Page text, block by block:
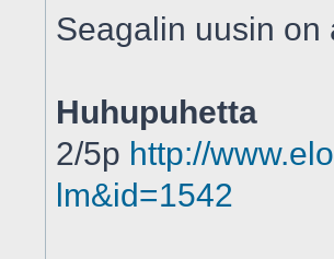
Seagalin uusin on
Huhupuhetta
2/5p http://
lm&id=1542